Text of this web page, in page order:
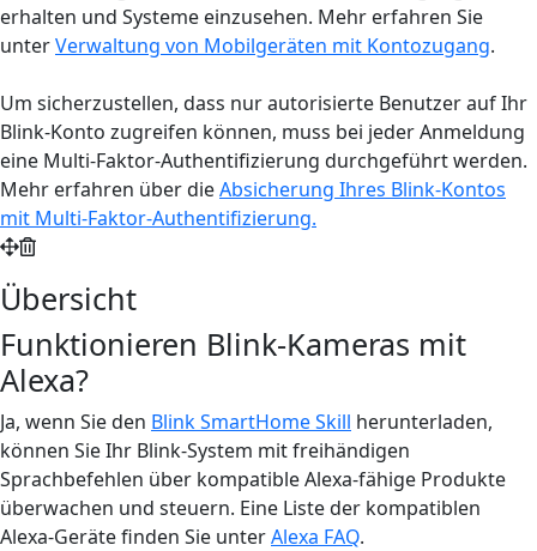
erhalten und Systeme einzusehen. Mehr erfahren Sie
unterVerwaltung von Mobilgeräten mit Kontozugang.
Um sicherzustellen, dass nur autorisierte Benutzer auf Ihr
Blink-Konto zugreifen können, muss bei jeder Anmeldung
eine Multi-Faktor-Authentifizierung durchgeführt werden.
Mehr erfahren über dieAbsicherung Ihres Blink-Kontos
mit Multi-Faktor-Authentifizierung.
Übersicht
Funktionieren Blink-Kameras mit
Alexa?
Ja, wenn Sie den Blink SmartHome Skill herunterladen,
können Sie Ihr Blink-System mit freihändigen
Sprachbefehlen über kompatible Alexa-fähige Produkte
überwachen und steuern. Eine Liste der kompatiblen
Alexa-Geräte finden Sie unterAlexa FAQ.